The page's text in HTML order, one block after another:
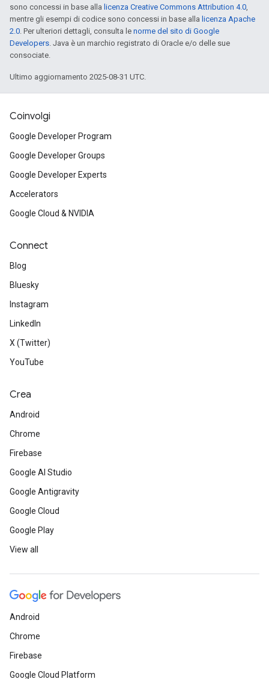
sono concessi in base alla licenza Creative Commons Attribution 4.0,
mentre gli esempi di codice sono concessi in base alla licenza Apache
2.0. Per ulteriori dettagli, consulta le norme del sito di Google
Developers. Java è un marchio registrato di Oracle e/o delle sue
consociate.
Ultimo aggiornamento 2025-08-31 UTC.
Coinvolgi
Google Developer Program
Google Developer Groups
Google Developer Experts
Accelerators
Google Cloud & NVIDIA
Connect
Blog
Bluesky
Instagram
LinkedIn
X (Twitter)
YouTube
Crea
Android
Chrome
Firebase
Google AI Studio
Google Antigravity
Google Cloud
Google Play
View all
Android
Chrome
Firebase
Google Cloud Platform